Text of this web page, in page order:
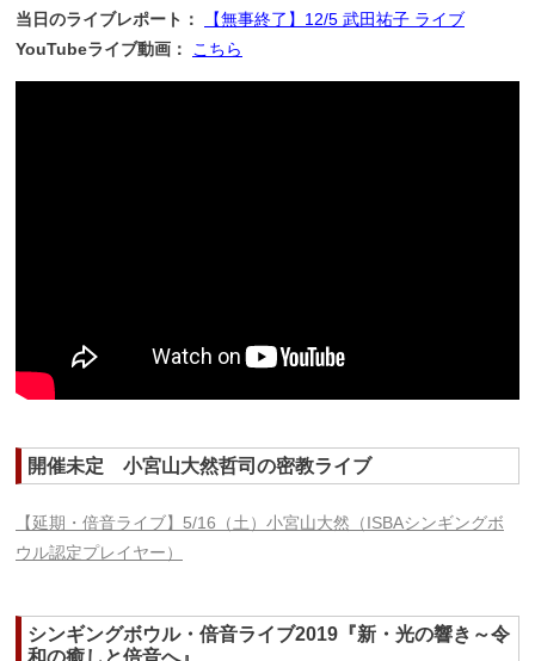
当日のライブレポート：
【無事終了】12/5 武田祐子 ライブ
YouTubeライブ動画：
こちら
開催未定 小宮山大然哲司の密教ライブ
【延期・倍音ライブ】5/16（土）小宮山大然（ISBAシンギングボ
ウル認定プレイヤー）
シンギングボウル・倍音ライブ2019『新・光の響き～令
和の癒しと倍音へ』